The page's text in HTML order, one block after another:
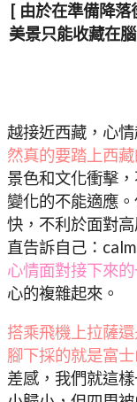
[ 由於在準備降
美景只能收藏在
越接近西藏，心
然真的要踏上西
景色和文化衝擊
變化的不能適應
快，不利於面對
直告訴自己：
心情面對接下來
心的複雜起來。
搭乘飛機上拉薩
腳下採的就是富
差感，我們就這